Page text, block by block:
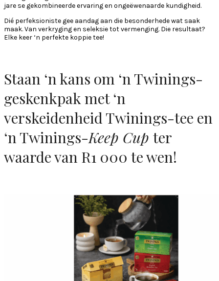
jare se gekombineerde ervaring en ongeëwenaarde kundigheid.
Dié perfeksioniste gee aandag aan die besonderhede wat saak
maak. Van verkryging en seleksie tot vermenging. Die resultaat?
Elke keer ‘n perfekte koppie tee!
Staan ‘n kans om ‘n Twinings-
geskenkpak met ‘n
verskeidenheid Twinings-tee en
‘n Twinings-Keep Cup ter
waarde van R1 000 te wen!